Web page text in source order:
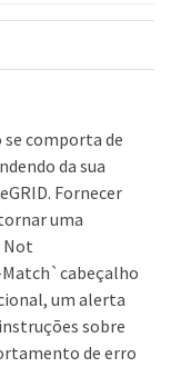
comporta de
da sua
Fornecer
uma
Not
um alerta
sobre
de erro